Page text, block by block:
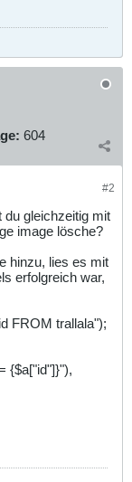
604
#2
du gleichzeitig mit
image lösche?
hinzu, lies es mit
erfolgreich war,
FROM trallala");
{$a["id"]}"),